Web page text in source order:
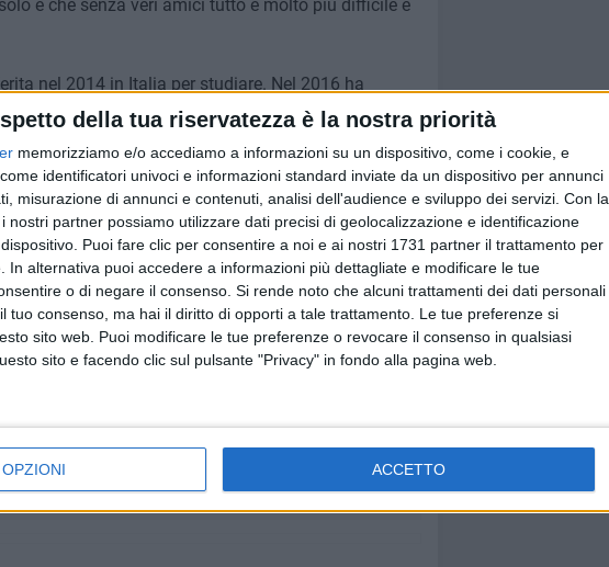
della tua riservatezza è la nostra priorità
memorizziamo e/o accediamo a informazioni su un dispositivo, come i cookie, e
identificatori univoci e informazioni standard inviate da un dispositivo per annunci
misurazione di annunci e contenuti, analisi dell'audience e sviluppo dei servizi. Con la
nostri partner possiamo utilizzare dati precisi di geolocalizzazione e identificazione
Puoi fare clic per consentire a noi e ai nostri 1731 partner il trattamento per
In alternativa puoi accedere a informazioni più dettagliate e modificare le tue
o di negare il consenso. Si rende noto che alcuni trattamenti dei dati personali
tuo consenso, ma hai il diritto di opporti a tale trattamento. Le tue preferenze si
sito web. Puoi modificare le tue preferenze o revocare il consenso in qualsiasi
sito e facendo clic sul pulsante "Privacy" in fondo alla pagina web.
ACCETTO
e che senza veri amici tutto è molto più difficile e
nel 2014 in Italia per studiare. Nel 2016 ha
mani con lo sceneggiatore Isaak Friedl, con cui
ha pubblicato "Aiuto! – Fratelli", "Welcome to the
mezzanotte" e un grande numero di libri illustrati. Nel
Nel 2021 il fumetto "One day without name
Cina. Nel 2022 ha pubblicato per BAO publishing
Nel 2023 ha pubblicato per Saldapress "Un
Coconino press "Ladro di Sogni"per la terza serie